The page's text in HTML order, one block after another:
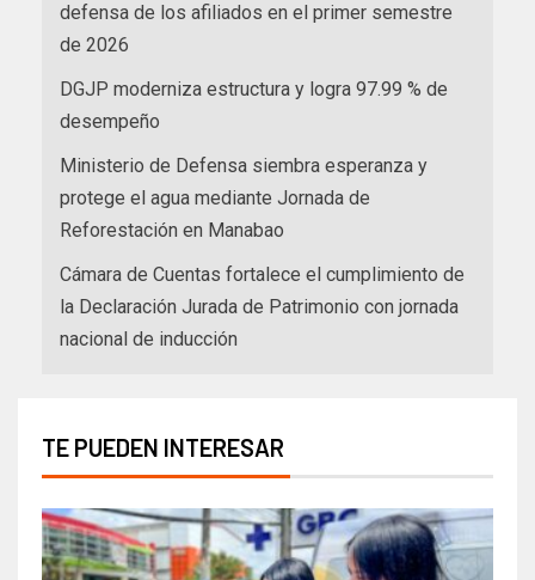
defensa de los afiliados en el primer semestre
de 2026
DGJP moderniza estructura y logra 97.99 % de
desempeño
Ministerio de Defensa siembra esperanza y
protege el agua mediante Jornada de
Reforestación en Manabao
Cámara de Cuentas fortalece el cumplimiento de
la Declaración Jurada de Patrimonio con jornada
nacional de inducción
TE PUEDEN INTERESAR